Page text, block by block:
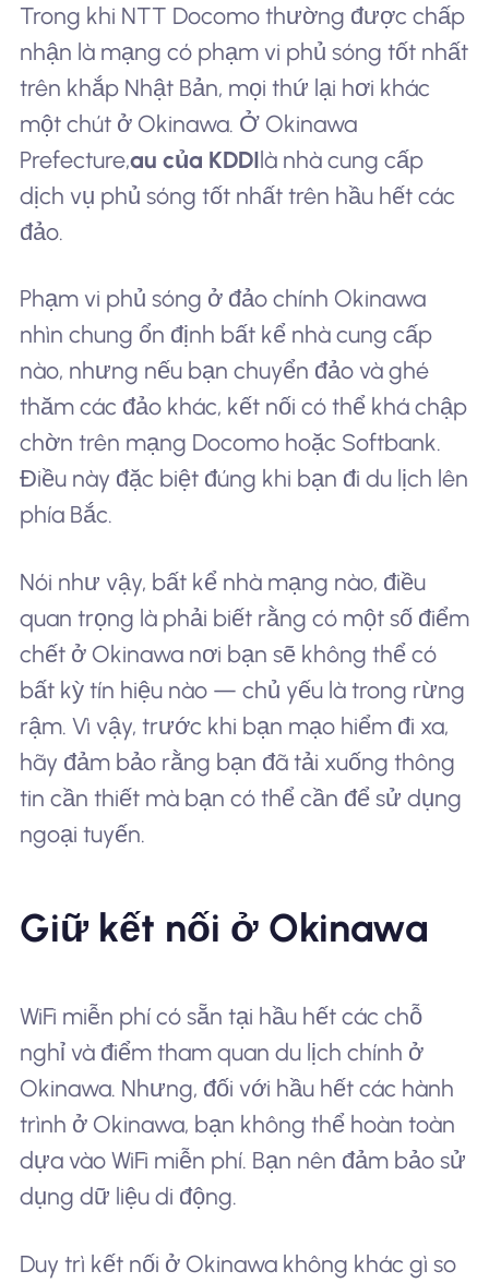
Trong khi NTT Docomo thường được chấp
nhận là mạng có phạm vi phủ sóng tốt nhất
trên khắp Nhật Bản, mọi thứ lại hơi khác
một chút ở Okinawa. Ở Okinawa
Prefecture,au của KDDIlà nhà cung cấp
dịch vụ phủ sóng tốt nhất trên hầu hết các
đảo.
Phạm vi phủ sóng ở đảo chính Okinawa
nhìn chung ổn định bất kể nhà cung cấp
nào, nhưng nếu bạn chuyển đảo và ghé
thăm các đảo khác, kết nối có thể khá chập
chờn trên mạng Docomo hoặc Softbank.
Điều này đặc biệt đúng khi bạn đi du lịch lên
phía Bắc.
Nói như vậy, bất kể nhà mạng nào, điều
quan trọng là phải biết rằng có một số điểm
chết ở Okinawa nơi bạn sẽ không thể có
bất kỳ tín hiệu nào — chủ yếu là trong rừng
rậm. Vì vậy, trước khi bạn mạo hiểm đi xa,
hãy đảm bảo rằng bạn đã tải xuống thông
tin cần thiết mà bạn có thể cần để sử dụng
ngoại tuyến.
Giữ kết nối ở Okinawa
WiFi miễn phí có sẵn tại hầu hết các chỗ
nghỉ và điểm tham quan du lịch chính ở
Okinawa. Nhưng, đối với hầu hết các hành
trình ở Okinawa, bạn không thể hoàn toàn
dựa vào WiFi miễn phí. Bạn nên đảm bảo sử
dụng dữ liệu di động.
Duy trì kết nối ở Okinawa không khác gì so